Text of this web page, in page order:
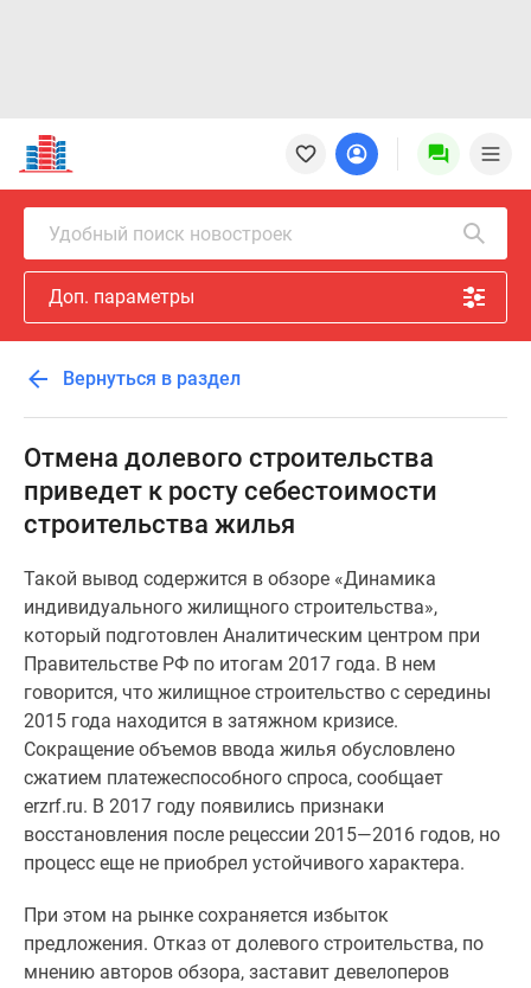
Новостройки
Квартиры
Ипотека
Новостройки
Москвы
Новостройки
Подмосковья
Новостройки
Москвы
Готовые
новостройки
Новостройки
карте
предложения
Коммерческие
помещения
Продавцы
застройщики
Панорамы
новостроек
Видеообзор
новостроек
Экспертиза
Экология
Москвы
Удобный поиск новостроек
Доп. параметры
Вернуться в раздел
Отмена долевого строительства
приведет к росту себестоимости
строительства жилья
Такой вывод содержится в обзоре «Динамика
индивидуального жилищного строительства»,
который подготовлен Аналитическим центром при
Правительстве РФ по итогам 2017 года. В нем
говорится, что жилищное строительство с середины
2015 года находится в затяжном кризисе.
Cокращение объемов ввода жилья обусловлено
сжатием платежеспособного спроса, сообщает
erzrf.ru. В 2017 году появились признаки
восстановления после рецессии 2015—2016 годов, но
процесс еще не приобрел устойчивого характера.
При этом на рынке сохраняется избыток
предложения. Отказ от долевого строительства, по
мнению авторов обзора, заставит девелоперов